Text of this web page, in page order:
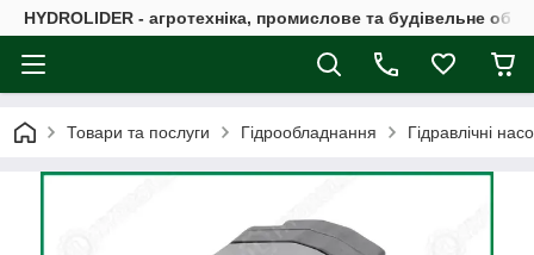
HYDROLIDER - агротехніка, промислове та будівельне
Товари та послуги Гідрообладнання Гідравлічні